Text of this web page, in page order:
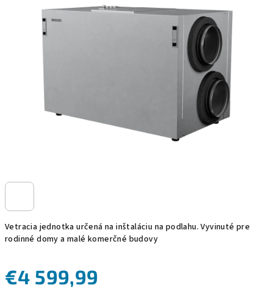
Vetracia jednotka určená na inštaláciu na podlahu. Vyvinuté pre
rodinné domy a malé komerčné budovy
€4 599,99
0,0
z